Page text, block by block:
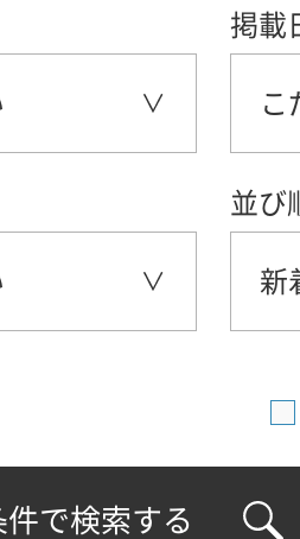
掲載
こ
並び
新
件で検索する